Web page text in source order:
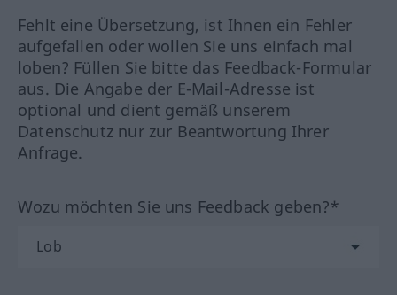
Fehlt eine Übersetzung, ist Ihnen ein Fehler
aufgefallen oder wollen Sie uns einfach mal
loben? Füllen Sie bitte das Feedback-Formular
aus. Die Angabe der E-Mail-Adresse ist
optional und dient gemäß unserem
Datenschutz nur zur Beantwortung Ihrer
Anfrage.
Wozu möchten Sie uns Feedback geben?*